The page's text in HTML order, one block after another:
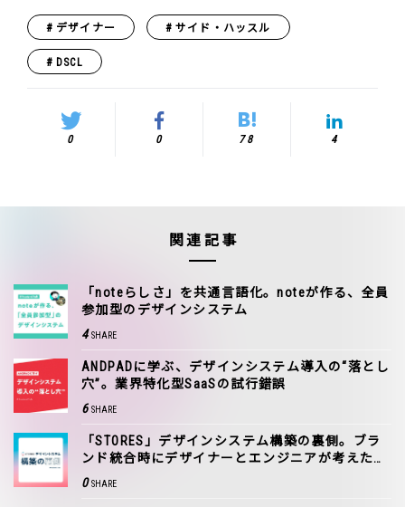
デザイナー サイド・ハッスル
DSCL
0 0 78 4
関連記事
「noteらしさ」を共通言語化。noteが作る、全員
参加型のデザインシステム
4 SHARE
ANDPADに学ぶ、デザインシステム導入の“落とし
穴”。業界特化型SaaSの試行錯誤
6 SHARE
「STORES」デザインシステム構築の裏側。ブラ
ンド統合時にデザイナーとエンジニアが考えたこ
と
0 SHARE